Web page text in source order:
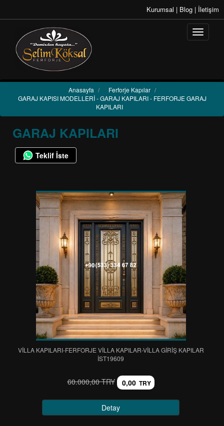
Kurumsal | Blog | İletişim
Anasayfa / Ferforje Kapılar /
GARAJ KAPISI MODELLERİ - GARAJ KAPILARI - FERFORJE GARAJ
KAPILARI
GARAJ KAPILARI
Teklif İste
VİLLA KAPILARI-FERFORJE VİLLA KAPILAR-VİLLA GİRİŞ KAPILAR
IST19609
60.000,00 TRY 0,00 TRY
Detay